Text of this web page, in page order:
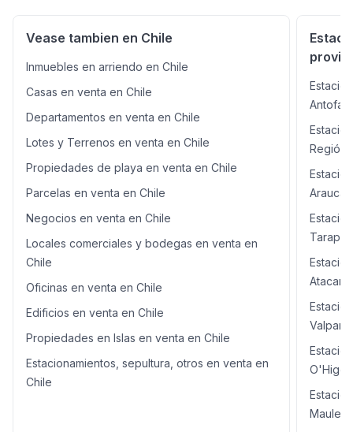
revisan ofertas.
Vease tambien en Chile
Inmuebles en arriendo en Chile
Casas en venta en Chile
Departamentos en venta en Chile
Lotes y Terrenos en venta en Chile
Propiedades de playa en venta en Chile
Parcelas en venta en Chile
Negocios en venta en Chile
Locales comerciales y bodegas en venta en
Chile
Oficinas en venta en Chile
Edificios en venta en Chile
Propiedades en Islas en venta en Chile
Estacionamientos, sepultura, otros en venta en
Chile
Región
Maule